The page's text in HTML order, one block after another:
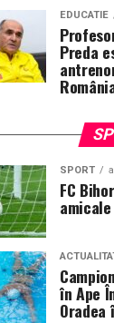
EDUCATIE
Preda
SPORT
FC
în Ape